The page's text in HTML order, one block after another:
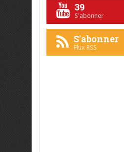
39
S'abonner
S'abonner
Flux RSS